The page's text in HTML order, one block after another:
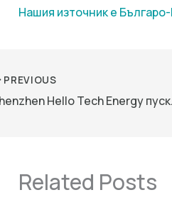
Нашия източник е
PREVIOUS
Shenzhen
Related Posts